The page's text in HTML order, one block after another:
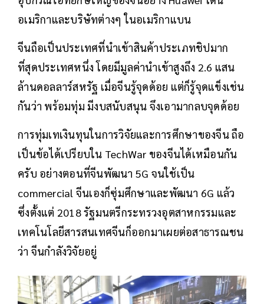
อเมริกาและบริษัท​ต่างๆ ในอเมริกาแบน
จีนถือเป็นประเทศ​ที่นำเข้าสินค้าประเภทชิปมาก
ที่สุดประเทศ​หนึ่ง โดยมีมูลค่านำเข้าสูงถึง 2.6 แสน
ล้านดอลลาร์สหรัฐ เมื่อจีนรู้จุดด้อย แต่ก็รู้จุดแข็งเช่น
กันว่า พร้อมทุ่ม มีงบสนับสนุน จึงเอามากลบจุดด้อย
การทุ่มเทเงินทุนในการวิจัยและการศึกษาของจีน ถือ
เป็นข้อได้เปรียบใน TechWar ของจีนได้เหมือนกัน
ครับ อย่างตอนที่จีนพัฒนา 5G จนใช้เป็น
commercial จีนเองก็ซุ่มศึกษาและพัฒนา 6G แล้ว
ซึ่งตั้งแต่ 2018 รัฐมนตรีกระทรวงอุตสาหกรรมและ
เทคโนโลยีสารสนเทศจีนก็ออกมาเผยต่อสาธารณชน
ว่า จีนกำลังวิจัยอยู่